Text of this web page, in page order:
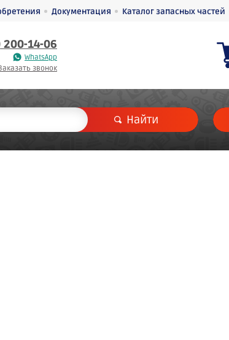
Документация Каталог запасных частей
200-14-06
WhatsApp
звонок
Найти